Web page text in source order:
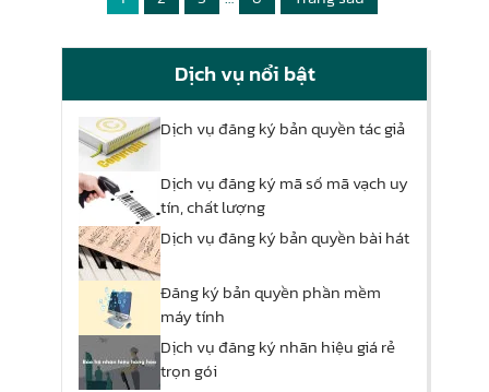
Dịch vụ nổi bật
Dịch vụ đăng ký bản quyền tác giả
Dịch vụ đăng ký mã số mã vạch uy
tín, chất lượng
Dịch vụ đăng ký bản quyền bài hát
Đăng ký bản quyền phần mềm
máy tính
Dịch vụ đăng ký nhãn hiệu giá rẻ
trọn gói